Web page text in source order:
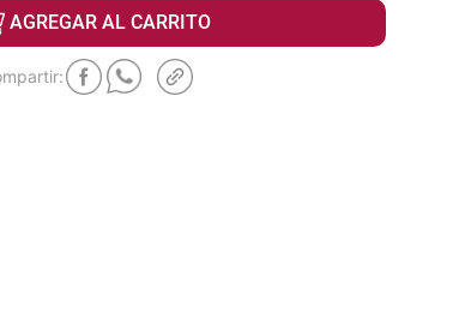
AGREGAR AL CARRITO